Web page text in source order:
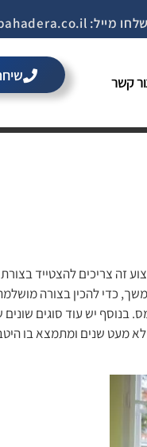
שלחו מייל: info@cpahadera.co.il
קשר
זה צריכים להצטייד
כדי להכין בצורה
בנוסף יש עוד סוגים
מעט שנים ומתמצא בו